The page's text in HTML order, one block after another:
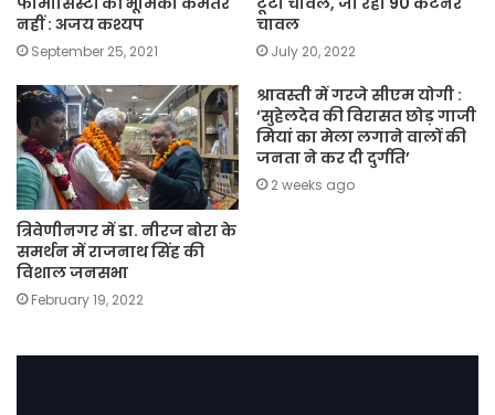
नहीं : अजय कश्यप
September 25, 2021
चावल
July 20, 2022
त्रिवेणीनगर में डा. नीरज बोरा के
समर्थन में राजनाथ सिंह की
विशाल जनसभा
February 19, 2022
श्रावस्ती में गरजे सीएम योगी :
‘सुहेलदेव की विरासत छोड़ गाजी
मियां का मेला लगाने वालों की
जनता ने कर दी दुर्गति’
2 weeks ago